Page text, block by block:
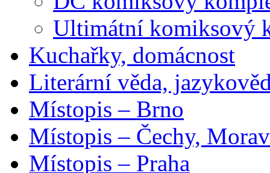
Ultimátní komiksový
Kuchařky, domácnost
Literární věda,
Místopis – Brno
Místopis – Čechy,
Místopis – Praha